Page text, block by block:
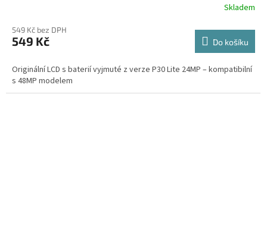
Skladem
549 Kč bez DPH
549 Kč Do košíku
Originální LCD s baterií vyjmuté z verze P30 Lite 24MP – kompatibilní
s 48MP modelem